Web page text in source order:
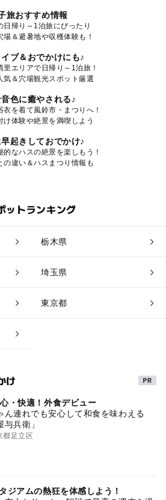
旅おすすめ情報
日帰り～1泊旅にぴったり
場＆避暑地や収穫体験も！
ブ＆おでかけにも♪
里エリアで日帰り～1泊旅！
気＆穴場観光スポット厳選
色に癒やされる♪
衣を着て風鈴市・まつりへ！
け体験や絶景を満喫しよう
起きしておでかけ♪
的なハスの絶景を楽しもう！
の違い＆ハスまつり情報も
ットランキング
栃木県
埼玉県
東京都
け
・快適！外食デビュー
ん連れでも安心して和食を味わえる
与兵衛」
都足立区
アムの熱狂を体感しよう！